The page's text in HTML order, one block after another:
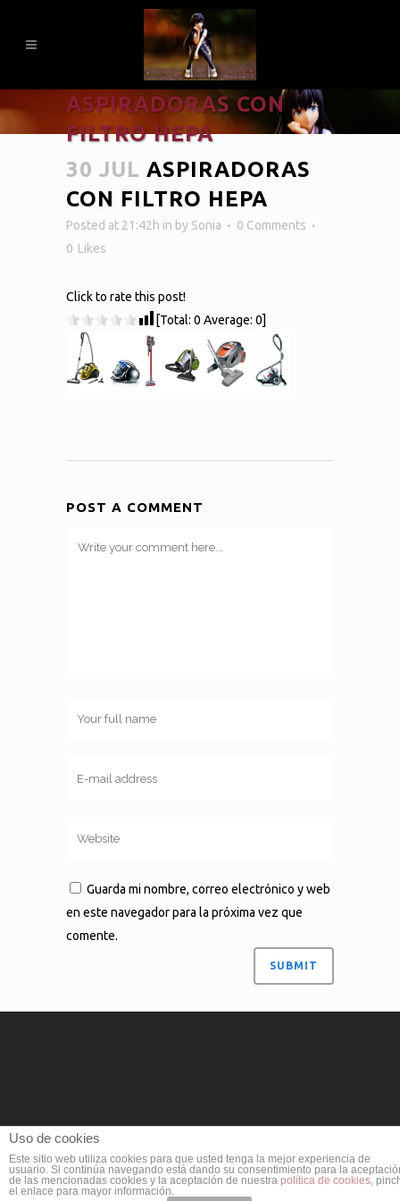
ASPIRADORAS CON
FILTRO HEPA
30 JUL ASPIRADORAS
CON FILTRO HEPA
Posted at 21:42h in by Sonia
0 Comments
0 Likes
Click to rate this post!
[Total: 0 Average: 0]
POST A COMMENT
Guarda mi nombre, correo electrónico y web
en este navegador para la próxima vez que
comente.
Uso de cookies
Este sitio web utiliza cookies para que usted tenga la mejor experiencia de
usuario. Si continúa navegando está dando su consentimiento para la
de las mencionadas cookies y la aceptación de nuestra política de cookies,
el enlace para mayor información.